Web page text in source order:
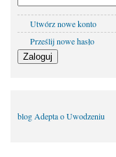
Utwórz nowe konto
Prześlij nowe hasło
blog Adepta o Uwodzeniu